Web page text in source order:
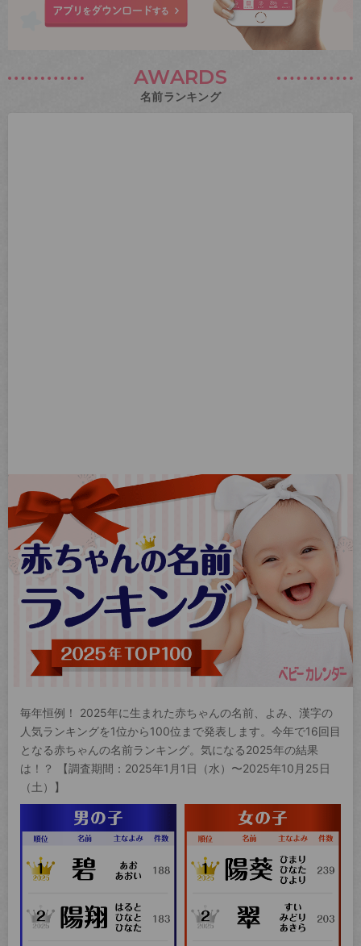
AWARDS
名前ランキング
毎年恒例！ 2025年に生まれた赤ちゃんの名前、よみ、漢字の
人気ランキングを1位から100位まで発表します。今年で16回目
となる赤ちゃんの名前ランキング。気になる2025年の結果
は！？ 【調査期間：2025年1月1日（水）〜2025年10月25日
（土）】